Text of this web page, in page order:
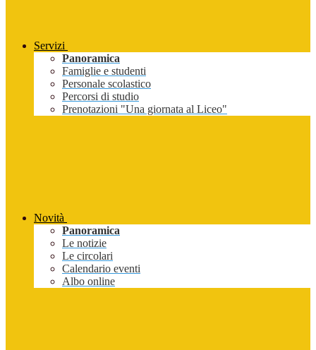
Servizi
Panoramica
Famiglie e studenti
Personale scolastico
Percorsi di studio
Prenotazioni "Una giornata al Liceo"
Novità
Panoramica
Le notizie
Le circolari
Calendario eventi
Albo online